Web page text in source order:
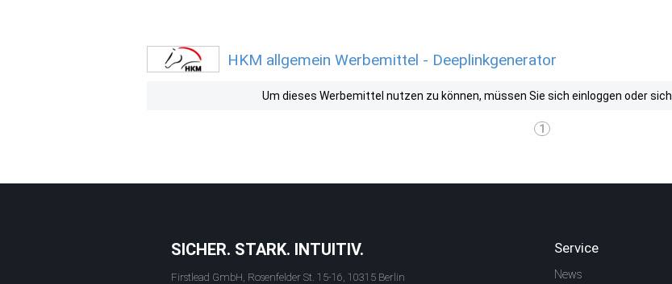
HKM allgemein Werbemittel - Deeplinkgenerator
Um dieses Werbemittel nutzen zu können, müssen Sie sich einloggen oder sich
1
SICHER. STARK. INTUITIV.
Firstlead GmbH, Rosenfelder St. 15-16, 10315 Berlin
Service
News